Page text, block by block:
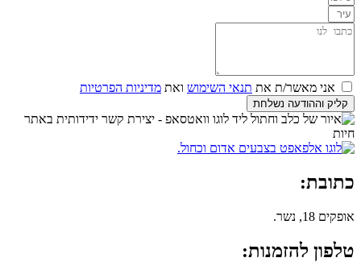
אני מאשר/ת את תנאי השימוש ואת מדיניות הפרטיות
קליק וההודעה נשלחת
כתובת:
אופקים 18, נשר.
טלפון להזמנות: